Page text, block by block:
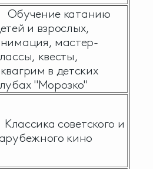
Обучение катанию
и взрослых,
мастер-
квесты,
в детских
"Морозко"
Классика советского и
кино